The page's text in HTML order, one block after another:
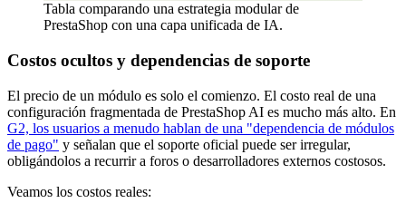
Tabla comparando una estrategia modular de
PrestaShop con una capa unificada de IA.
Costos ocultos y dependencias de soporte
El precio de un módulo es solo el comienzo. El costo real de una
configuración fragmentada de PrestaShop AI es mucho más alto. En
G2, los usuarios a menudo hablan de una "dependencia de módulos
de pago" y señalan que el soporte oficial puede ser irregular,
obligándolos a recurrir a foros o desarrolladores externos costosos.
Veamos los costos reales: